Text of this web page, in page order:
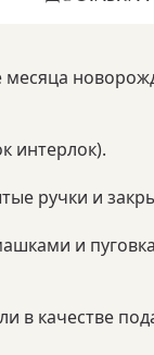
интерлок).
ручки и
и
качестве